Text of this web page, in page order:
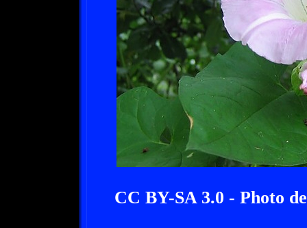
CC BY-SA 3.0 - Photo